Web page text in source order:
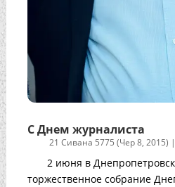
С Днем журналиста
21 Сивана 5775 (Чер 8, 2015) |
2 июня в
торжественное собрание